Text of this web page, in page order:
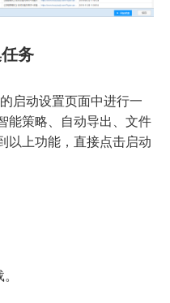
务
启动设置页面中进行一
能策略、自动导出、文件
以上功能，直接点击启动